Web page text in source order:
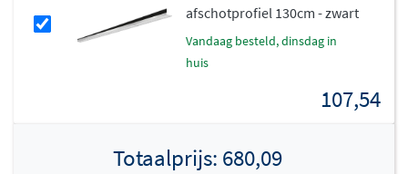
afschotprofiel 130cm - zwart
vandaag besteld, dinsdag in
huis
107,54
Totaalprijs: 680,09